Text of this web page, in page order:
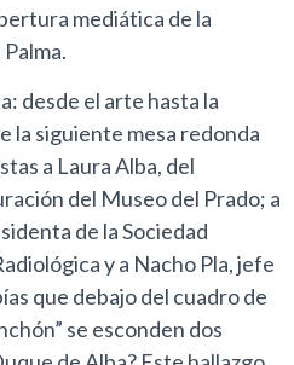
mediática de la
desde el arte hasta la
la siguiente mesa redonda
a Laura Alba, del
del Museo del Prado; a
de la Sociedad
y a Nacho Pla, jefe
que debajo del cuadro de
se esconden dos